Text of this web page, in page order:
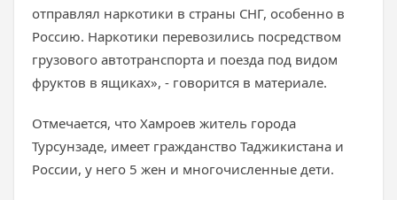
отправлял наркотики в страны СНГ, особенно в
Россию. Наркотики перевозились посредством
грузового автотранспорта и поезда под видом
фруктов в ящиках», - говорится в материале.
Отмечается, что Хамроев житель города
Турсунзаде, имеет гражданство Таджикистана и
России, у него 5 жен и многочисленные дети.